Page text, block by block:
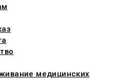
медицинских